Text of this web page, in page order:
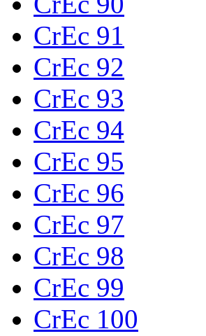
CrEc 91
CrEc 92
CrEc 93
CrEc 94
CrEc 95
CrEc 96
CrEc 97
CrEc 98
CrEc 99
CrEc 100